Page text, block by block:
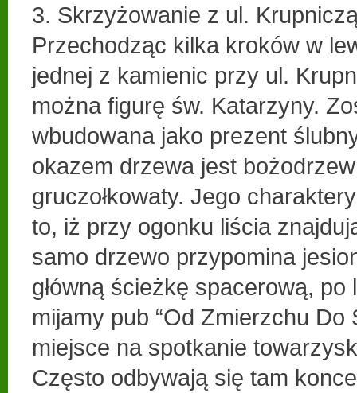
3. Skrzyżowanie z ul.
Przechodząc kilka kroków w
jednej z kamienic przy ul.
można figurę św. Katarzyny.
wbudowana jako prezent
okazem drzewa jest
gruczołkowaty. Jego
to, iż przy ogonku liścia
samo drzewo przypomina
główną ścieżkę spacerową, po
mijamy pub “Od Zmierzchu Do
miejsce na spotkanie
Często odbywają się tam